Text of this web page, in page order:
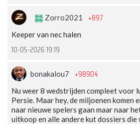
Zorro2021 +897
Keeper van nec halen
10-05-2026 19:19
bonakalou7 +98904
Nu weer 8 wedstrijden compleet voor
Persie. Maar hey, de miljoenen komen
naar nieuwe spelers gaan maar naar
uitkoop en alle andere kut dossiers die